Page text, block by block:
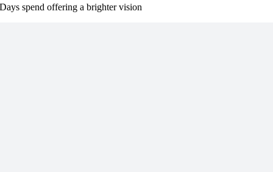
Days spend offering a brighter vision